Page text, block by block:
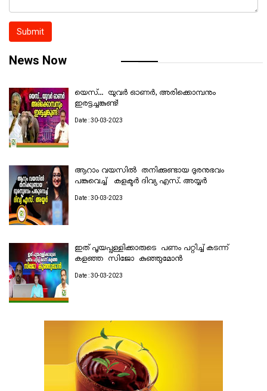
Submit
News Now
യെസ്... യുവർ ഓണർ, അരിക്കൊമ്പനും
ഇരട്ടച്ചങ്കുണ്ട്!
Date : 30-03-2023
ആറാം വയസിൽ തനിക്കുണ്ടായ ദുരനുഭവം
പങ്കുവെച്ച് കളക്ടര്‍ ദിവ്യ എസ്. അയ്യര്‍
Date : 30-03-2023
ഇത് പൂയപ്പള്ളിക്കാരുടെ പണം പറ്റിച്ച് കടന്ന്
കളഞ്ഞ സിജോ കുഞ്ഞുമോൻ
Date : 30-03-2023